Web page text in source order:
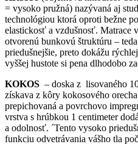
= vysoko pružná) nazývaná aj
technológiou ktorá oproti bežne
elastickosť a vzdušnosť. Matrace
otvorenú bunkovú štruktúru –
priedušnejšie, preto dokážu
vyššej hustote si pena dlhodobo
KOKOS – doska z lisovaného
získava z kôry kokosového
prepichovaná a povrchovo
vrstva s hrúbkou 1 centimeter
a odolnosť. ´Tento vysoko
funkciu odvetrávania vášho tla